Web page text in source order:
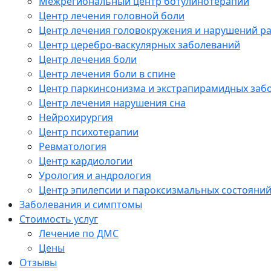
Центр лечения головной боли
Центр лечения головокружения и нарушений
Центр церебро-васкулярных заболеваний
Центр лечения боли
Центр лечения боли в спине
Центр паркинсонизма и экстрапирамидных
Центр лечения нарушения сна
Нейрохирургия
Центр психотерапии
Ревматология
Центр кардиологии
Урология и андрология
Центр эпилепсии и пароксизмальных состояний
Заболевания и симптомы
Стоимость услуг
Лечение по ДМС
Цены
Отзывы